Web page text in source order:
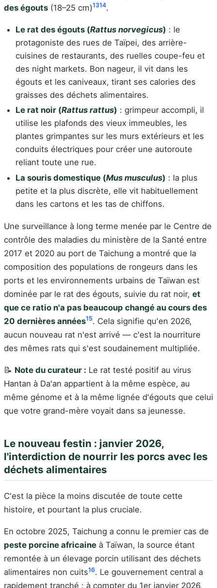
des égouts (18–25 cm)1314.
Le rat des égouts (Rattus norvegicus) : le
protagoniste des rues de Taïpei, des arrière-
cuisines de restaurants, des ruelles coupe-feu et
des night markets. Bon nageur, il vit dans les
égouts et les caniveaux, tirant ses calories des
graisses des déchets alimentaires.
Le rat noir (Rattus rattus) : grimpeur accompli, il
utilise les plafonds des vieux immeubles, les
plantes grimpantes sur les murs extérieurs et les
conduits électriques pour créer une autoroute
reliant toute une rue.
La souris domestique (Mus musculus) : la plus
petite et la plus discrète, elle vit habituellement
dans les cartons et les tas de chiffons.
Une surveillance à long terme menée par le Centre de
contrôle des maladies du ministère de la Santé entre
2017 et 2020 au port de Taichung a montré que la
composition des populations de rongeurs dans les
ports et les environnements urbains de Taïwan est
dominée par le rat des égouts, suivie du rat noir, et
que ce ratio n'a pas beaucoup changé au cours des
20 dernières années15. Cela signifie qu'en 2026,
aucun nouveau rat n'est arrivé — c'est la nourriture
des mêmes rats qui s'est soudainement multipliée.
📝 Note du curateur : Le rat testé positif au virus
Hantan à Da'an appartient à la même espèce, au
même génome et à la même lignée d'égouts que celui
que votre grand-mère voyait dans sa jeunesse.
Le nouveau festin : janvier 2026,
l'interdiction de nourrir les porcs avec les
déchets alimentaires
C'est la pièce la moins discutée de toute cette
histoire, et pourtant la plus cruciale.
En octobre 2025, Taichung a connu le premier cas de
peste porcine africaine à Taïwan, la source étant
remontée à un élevage porcin utilisant des déchets
alimentaires non cuits16. Le gouvernement central a
rapidement tranché : à compter du 1er janvier 2026,